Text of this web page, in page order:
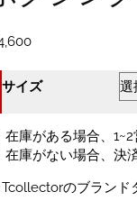
サイズ
庫がある場合、1~2
庫がない場合、決
のブランド